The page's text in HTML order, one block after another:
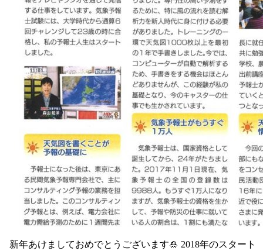
新年あけましておめでとうございます🎍 2018年のスタート